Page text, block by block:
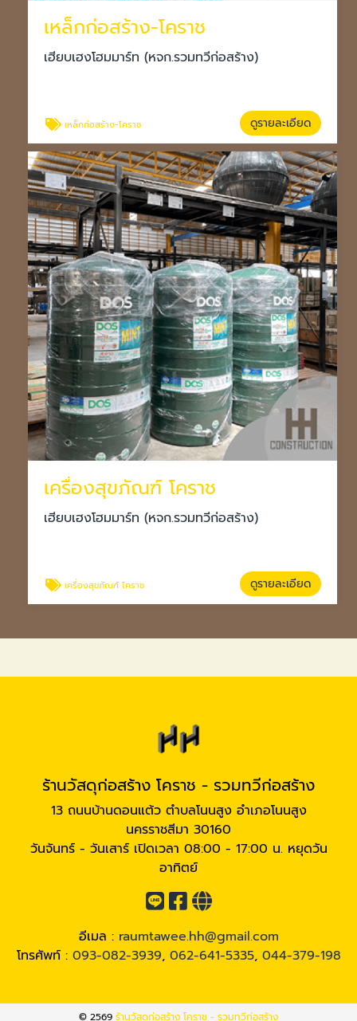
เหล็กก่อสร้าง-โคราช
เฮียบเฮงโฮมมาร์ท (หจก.รวมทวีก่อสร้าง)
เหล็กก่อสร้าง-โคราช ดูรายละเอียด
เครื่องสุขภัณฑ์ โคราช
เฮียบเฮงโฮมมาร์ท (หจก.รวมทวีก่อสร้าง)
เครื่องสุขภัณฑ์ โคราช ดูรายละเอียด
ร้านวัสดุก่อสร้าง โคราช - รวมทวีก่อสร้าง
13 ถนนบ้านดอนแต้ว ตำบลโนนสูง อำเภอโนนสูง
นครราชสีมา 30160
วันจันทร์ - วันเสาร์ เปิดเวลา 08:00 - 17:00 น. หยุดวัน
อาทิตย์
อีเมล : raumtawee.hh@gmail.com
โทรศัพท์ : 093-082-3939, 062-641-5335, 044-379-198
© 2569 ร้านวัสดุก่อสร้าง โคราช - รวมทวีก่อสร้าง